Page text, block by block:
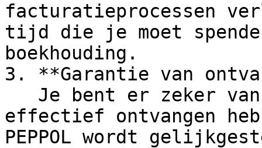
facturatieprocessen
tijd die je moet
boekhouding.
3. **Garantie van
effectief ontvangen
PEPPOL wordt